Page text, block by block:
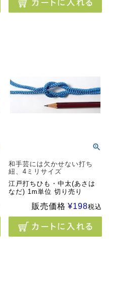
和手芸には欠かせない打ち
紐、4ミリサイズ
江戸打ちひも・中太(あさは
なだ) 1m単位 切り売り
販売価格 ¥198税込